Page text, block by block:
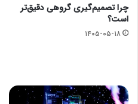
چرا تصمیم‌گیری گروهی دقیق‌تر
است؟
۱۴۰۵-۰۵-۱۸